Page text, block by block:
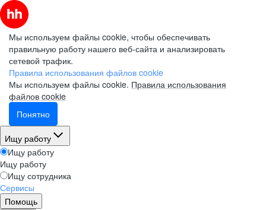
Мы используем файлы cookie, чтобы обеспечивать
правильную работу нашего веб-сайта и анализировать
сетевой трафик.
Правила использования файлов cookie
Мы используем файлы cookie. Правила использования
файлов cookie
Понятно
Ищу работу
Ищу работу
Ищу работу
Ищу сотрудника
Сервисы
Помощь